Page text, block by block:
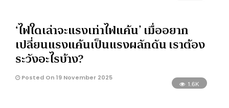
‘ไฟใดเล่าจะแรงเท่าไฟแค้น’ เมื่ออยาก
เปลี่ยนแรงแค้นเป็นแรงผลักดัน เราต้อง
ระวังอะไรบ้าง?
Posted On 19 November 2025
1.6K